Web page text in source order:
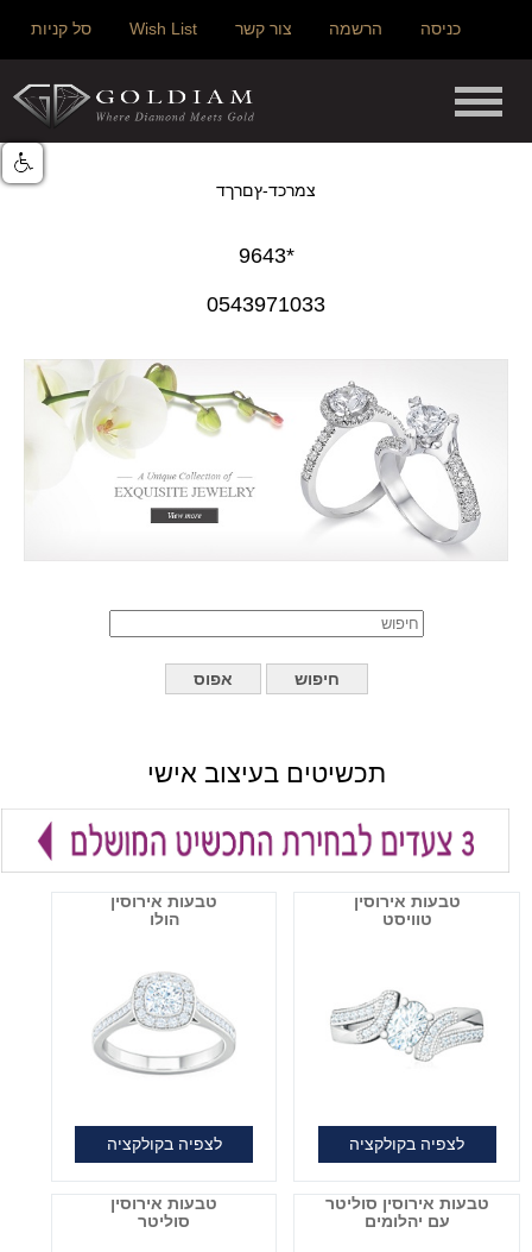
כניסה הרשמה צור קשר Wish List סל קניות
צמרכד-ץםרךד
*9643
0543971033
תכשיטים בעיצוב אישי
טבעות אירוסין
טוויסט
לצפיה בקולקציה
טבעות אירוסין
הולו
לצפיה בקולקציה
טבעות אירוסין סוליטר
עם יהלומים
טבעות אירוסין
סוליטר